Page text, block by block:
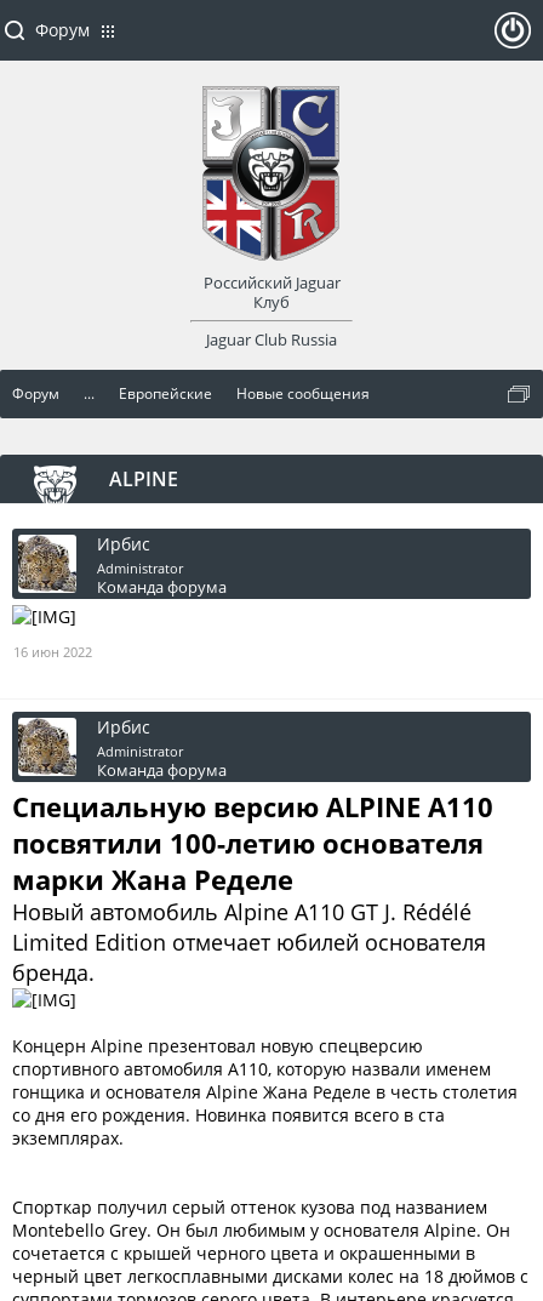
Форум ... Европейские Новые сообщения
ALPINE
Ирбис
Administrator
Команда форума
16 июн 2022
Ирбис
Administrator
Команда форума
Специальную версию ALPINE A110
посвятили 100-летию основателя
марки Жана Ределе
Новый автомобиль Alpine A110 GT J. Rédélé
Limited Edition отмечает юбилей основателя
бренда.
Концерн Alpine презентовал новую спецверсию
спортивного автомобиля A110, которую назвали именем
гонщика и основателя Alpine Жана Ределе в честь столетия
со дня его рождения. Новинка появится всего в ста
экземплярах.
Спорткар получил серый оттенок кузова под названием
Montebello Grey. Он был любимым у основателя Alpine. Он
сочетается с крышей черного цвета и окрашенными в
черный цвет легкосплавными дисками колес на 18 дюймов с
Форум
Российский Jaguar
Клуб
Jaguar Club Russia
оват